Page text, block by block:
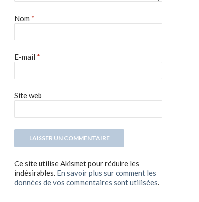
Nom *
E-mail *
Site web
Ce site utilise Akismet pour réduire les
indésirables. En savoir plus sur comment les
données de vos commentaires sont utilisées.